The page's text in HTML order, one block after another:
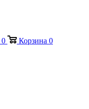
0 Корзина 0